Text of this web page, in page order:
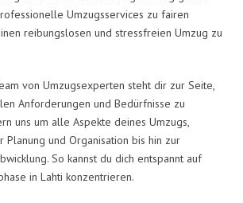
Umzugsservices zu fairen
reibungslosen und stressfreien Umzug zu
von Umzugsexperten steht dir zur Seite,
Anforderungen und Bedürfnisse zu
uns um alle Aspekte deines Umzugs,
Planung und Organisation bis hin zur
So kannst du dich entspannt auf
in Lahti konzentrieren.